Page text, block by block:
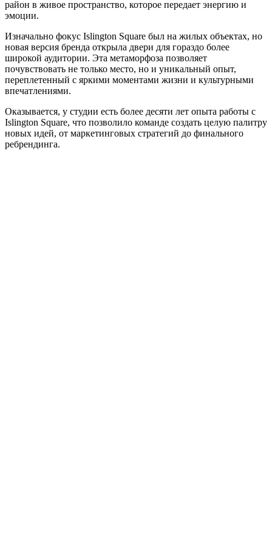
район в живое пространство, которое передает энергию и
эмоции.
Изначально фокус Islington Square был на жилых объектах, но
новая версия бренда открыла двери для гораздо более
широкой аудитории. Эта метаморфоза позволяет
почувствовать не только место, но и уникальный опыт,
переплетенный с яркими моментами жизни и культурными
впечатлениями.
Оказывается, у студии есть более десяти лет опыта работы с
Islington Square, что позволило команде создать целую палитру
новых идей, от маркетинговых стратегий до финального
ребрендинга.